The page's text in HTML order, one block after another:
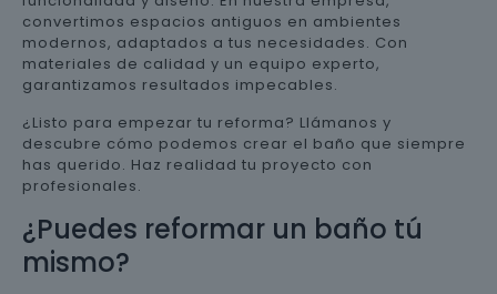
convertimos espacios antiguos en ambientes
modernos, adaptados a tus necesidades. Con
materiales de calidad y un equipo experto,
garantizamos resultados impecables.
¿Listo para empezar tu reforma? Llámanos y
descubre cómo podemos crear el baño que siempre
has querido. Haz realidad tu proyecto con
profesionales.
¿Puedes reformar un baño tú
mismo?